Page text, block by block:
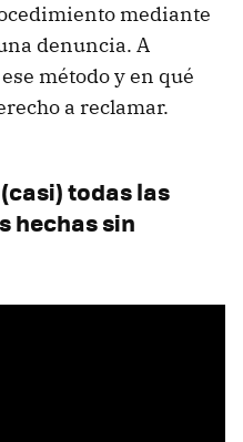
mediante
denuncia. A
método y en qué
a reclamar.
todas las
hechas sin